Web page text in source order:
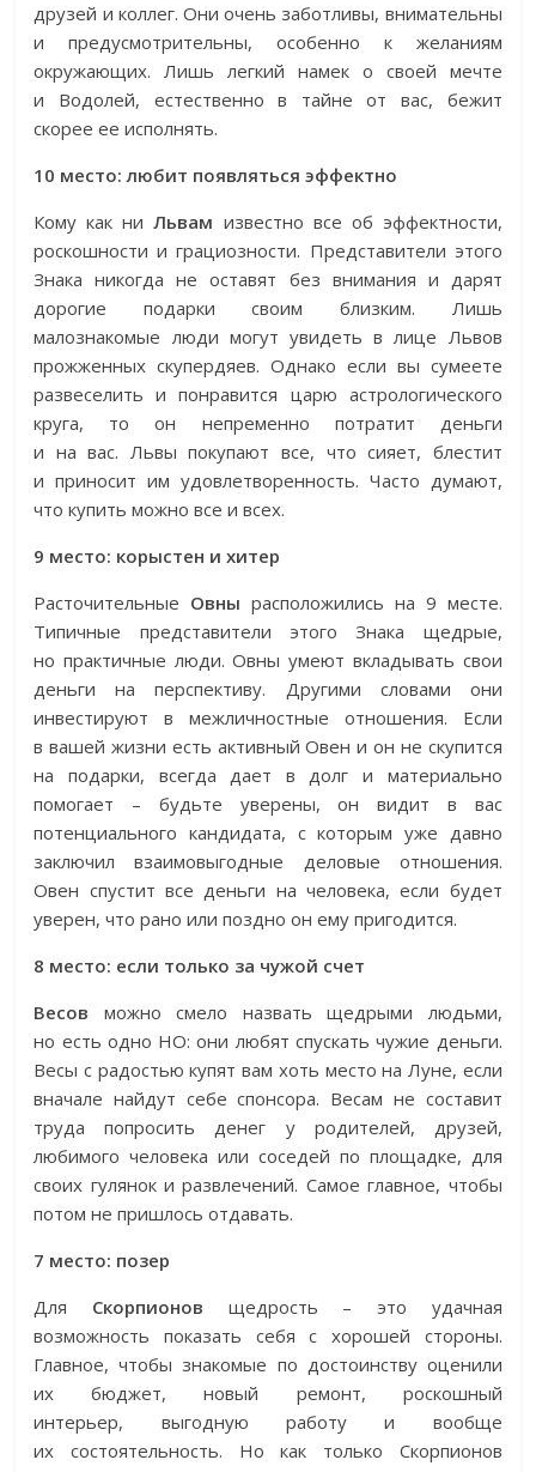
друзей и коллег. Они очень заботливы, внимательны
и предусмотрительны, особенно к желаниям
окружающих. Лишь легкий намек о своей мечте
и Водолей, естественно в тайне от вас, бежит
скорее ее исполнять.
10 место: любит появляться эффектно
Кому как ниЛьвам известно все об эффектности,
роскошности и грациозности. Представители этого
Знака никогда не оставят без внимания и дарят
дорогие подарки своим близким. Лишь
малознакомые люди могут увидеть в лице Львов
прожженных скупердяев. Однако если вы сумеете
развеселить и понравится царю астрологического
круга, то он непременно потратит деньги
и на вас. Львы покупают все, что сияет, блестит
и приносит им удовлетворенность. Часто думают,
что купить можно все и всех.
9 место: корыстен и хитер
Расточительные Овнырасположились на 9 месте.
Типичные представители этого Знака щедрые,
но практичные люди. Овны умеют вкладывать свои
деньги на перспективу. Другими словами они
инвестируют в межличностные отношения. Если
в вашей жизни есть активный Овен и он не скупится
на подарки, всегда дает в долг и материально
помогает – будьте уверены, он видит в вас
потенциального кандидата, с которым уже давно
заключил взаимовыгодные деловые отношения.
Овен спустит все деньги на человека, если будет
уверен, что рано или поздно он ему пригодится.
8 место: если только за чужой счет
Весов можно смело назвать щедрыми людьми,
но есть одно НО: они любят спускать чужие деньги.
Весы с радостью купят вам хоть место на Луне, если
вначале найдут себе спонсора. Весам не составит
труда попросить денег у родителей, друзей,
любимого человека или соседей по площадке, для
своих гулянок и развлечений. Самое главное, чтобы
потом не пришлось отдавать.
7 место: позер
Для Скорпионов щедрость – это удачная
возможность показать себя с хорошей стороны.
Главное, чтобы знакомые по достоинству оценили
их бюджет, новый ремонт, роскошный
интерьер, выгодную работу и вообще
их состоятельность. Но как только Скорпионов